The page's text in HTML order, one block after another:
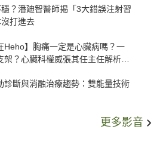
？潘廸智醫師揭「3大錯誤注射習
打進去
Heho】胸痛一定是心臟病嗎？一
架？心臟科權威張其任主任解析支
診斷與消融治療趨勢：雙能量技術
更多影音